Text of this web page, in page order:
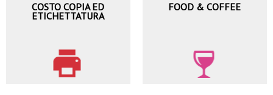
COSTO COPIA ED
ETICHETTATURA
FOOD & COFFEE